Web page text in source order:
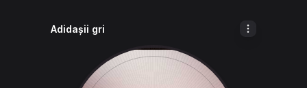
Adidașii gri